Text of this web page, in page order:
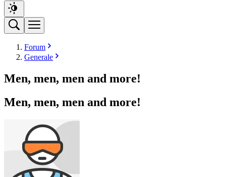
Forum
Generale
Men, men, men and more!
Men, men, men and more!